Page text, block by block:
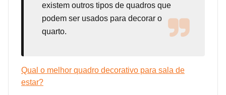
existem outros tipos de quadros que
podem ser usados para decorar o
quarto.
Qual o melhor quadro decorativo para sala de
estar?